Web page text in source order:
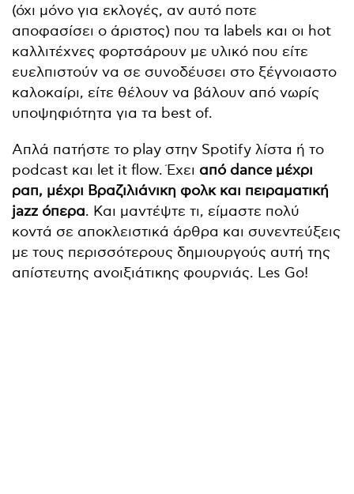
(όχι μόνο για εκλογές, αν αυτό ποτε
αποφασίσει ο άριστος) που τα labels και οι hot
καλλιτέχνες φορτσάρουν με υλικό που είτε
ευελπιστούν να σε συνοδέυσει στο ξέγνοιαστο
καλοκαίρι, είτε θέλουν να βάλουν από νωρίς
υποψηφιότητα για τα best of.
Απλά πατήστε το play στην Spotify λίστα ή το
podcast και let it flow. Έχει από dance μέχρι
ραπ, μέχρι Βραζιλιάνικη φολκ και πειραματική
jazz όπερα. Και μαντέψτε τι, είμαστε πολύ
κοντά σε αποκλειστικά άρθρα και συνεντεύξεις
με τους περισσότερους δημιουργούς αυτή της
απίστευτης ανοιξιάτικης φουρνιάς. Les Go!